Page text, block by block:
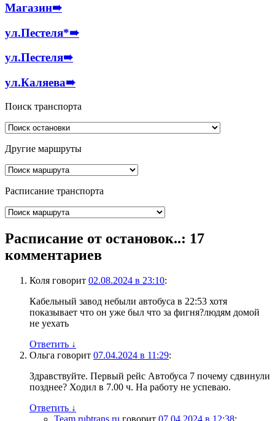
Магазин➠
ул.Пестеля*➠
ул.Пестеля➠
ул.Каляева➠
Поиск транспорта
Другие маршруты
Расписание транспорта
Расписание от остановок..: 17
комментариев
Коля говорит 02.08.2024 в 23:10:
Кабельный завод небыли автобуса в 22:53 хотя
показывает что он уже был что за фигня?людям домой
не уехать
Ответить ↓
Ольга говорит 07.04.2024 в 11:29:
Здравствуйте. Первый рейс Автобуса 7 почему сдвинули
позднее? Ходил в 7.00 ч. На работу не успеваю.
Ответить ↓